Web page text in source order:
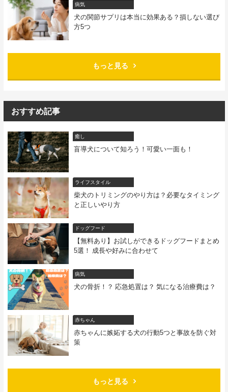
病気
犬の関節サプリは本当に効果ある？損しない選び
方5つ
もっと見る
おすすめ記事
癒し
盲導犬について知ろう！可愛い一面も！
ライフスタイル
柴犬のトリミングのやり方は？必要なタイミング
と正しいやり方
ドッグフード
【無料あり】お試しができるドッグフードまとめ
5選！ 成長や好みに合わせて
病気
犬の骨折！？ 応急処置は？ 気になる治療費は？
赤ちゃん
赤ちゃんに嫉妬する犬の行動5つと事故を防ぐ対
策
もっと見る